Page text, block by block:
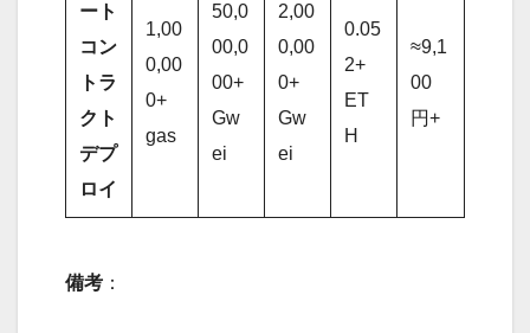
ート
コン
トラ
クト
デプ
ロイ
1,00
0,00
0+
gas
50,0
00,0
00+
Gw
ei
2,00
0,00
0+
Gw
ei
0.05
2+
ET
H
≈9,1
00
円+
備考 ：